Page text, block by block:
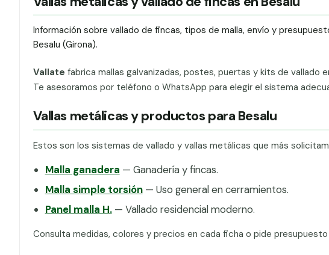
Información sobre vallado de fincas, tipos de malla, envío y
Besalu (Girona).
Vallate fabrica mallas galvanizadas, postes, puertas y kits de vallado
Te asesoramos por teléfono o WhatsApp para elegir el sistema
Vallas metálicas y productos para Besalu
Estos son los sistemas de vallado y vallas metálicas que más
Malla ganadera — Ganadería y fincas.
Malla simple torsión— Uso general en cerramientos.
Panel malla H.— Vallado residencial moderno.
Consulta medidas, colores y precios en cada ficha o pide presupuesto